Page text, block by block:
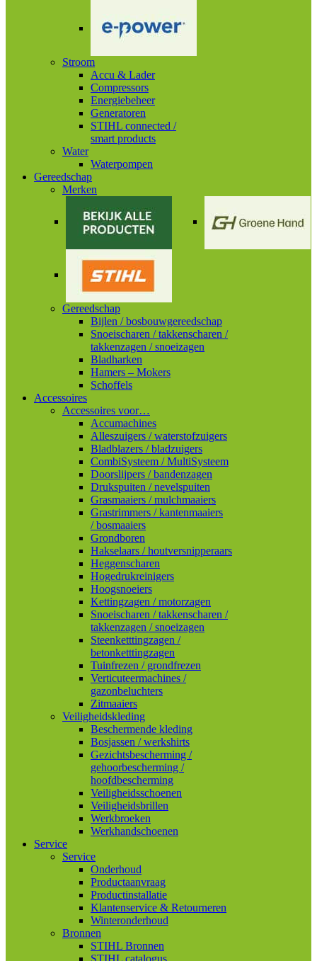
Stroom
Accu & Lader
Compressors
Energiebeheer
Generatoren
STIHL connected /
smart products
Water
Waterpompen
Gereedschap
Merken
Gereedschap
Bijlen / bosbouwgereedschap
Snoeischaren / takkenscharen /
takkenzagen / snoeizagen
Bladharken
Hamers – Mokers
Schoffels
Accessoires
Accessoires voor…
Accumachines
Alleszuigers / waterstofzuigers
Bladblazers / bladzuigers
CombiSysteem / MultiSysteem
Doorslijpers / bandenzagen
Drukspuiten / nevelspuiten
Grasmaaiers / mulchmaaiers
Grastrimmers / kantenmaaiers
/ bosmaaiers
Grondboren
Hakselaars / houtversnipperaars
Heggenscharen
Hogedrukreinigers
Hoogsnoeiers
Kettingzagen / motorzagen
Snoeischaren / takkenscharen /
takkenzagen / snoeizagen
Steenketttingzagen /
betonketttingzagen
Tuinfrezen / grondfrezen
Verticuteermachines /
gazonbeluchters
Zitmaaiers
Veiligheidskleding
Beschermende kleding
Bosjassen / werkshirts
Gezichtsbescherming /
gehoorbescherming /
hoofdbescherming
Veiligheidsschoenen
Veiligheidsbrillen
Werkbroeken
Werkhandschoenen
Service
Service
Onderhoud
Productaanvraag
Productinstallatie
Klantenservice & Retourneren
Winteronderhoud
Bronnen
STIHL Bronnen
STIHL catalogus